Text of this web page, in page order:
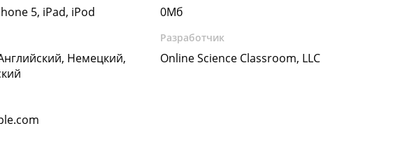
5, iPad, iPod 0Мб
Немецкий,
Разработчик
Online Science Classroom, LLC